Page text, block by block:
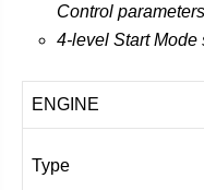
Control parameters
4-level Start Mode
ENGINE
Type